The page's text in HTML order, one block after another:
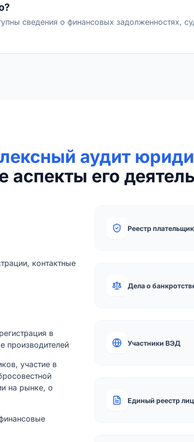
сведения о финансовых задолженностях,
аудит
аспекты его
контактные
в
производителей
участие в
на рынке, о
Реестр
Дела о
Участники ВЭД
Единый реестр